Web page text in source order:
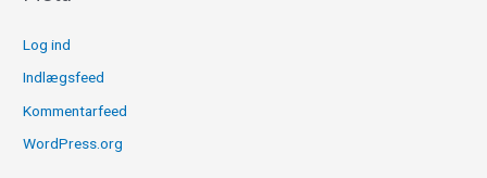
Log ind
Indlægsfeed
Kommentarfeed
WordPress.org